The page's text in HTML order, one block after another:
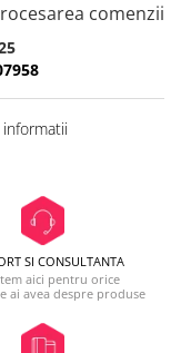
comenzii
informatii
SI CONSULTANTA
aici pentru orice
ai avea despre produse